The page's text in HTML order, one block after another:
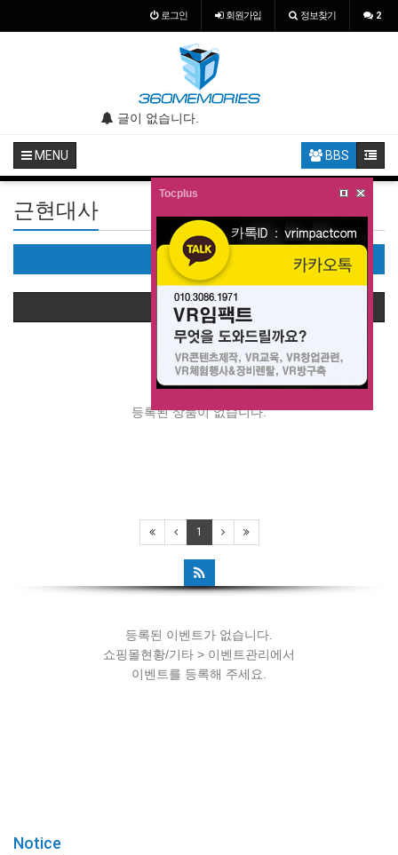
로그인 회원가입 정보찾기 2
글이 없습니다.
MENU BBS
근현대사
근현대사(0)
상품정렬
등록된 상품이 없습니다.
1
등록된 이벤트가 없습니다.
쇼핑몰현황/기타 > 이벤트관리에서
이벤트를 등록해 주세요.
등록된 이벤트가 없습니다.
쇼핑몰현황/기타 > 이벤트관리에서
이벤트를 등록해 주세요.
Notice
Tocplus